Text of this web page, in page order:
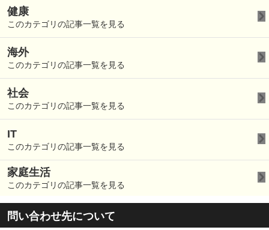
健康
このカテゴリの記事一覧を見る
海外
このカテゴリの記事一覧を見る
社会
このカテゴリの記事一覧を見る
IT
このカテゴリの記事一覧を見る
家庭生活
このカテゴリの記事一覧を見る
問い合わせ先について